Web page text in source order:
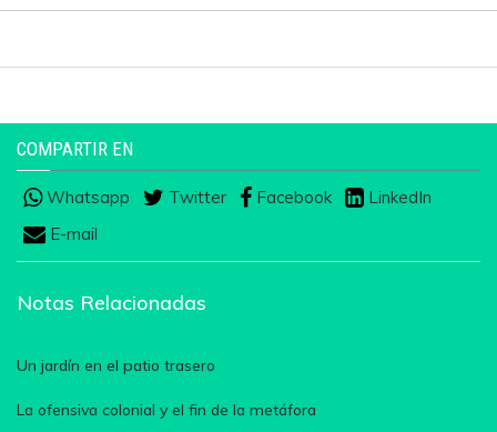
COMPARTIR EN
Whatsapp Twitter Facebook
LinkedIn
E-mail
Notas Relacionadas
Un jardín en el patio trasero
La ofensiva colonial y el fin de la metáfora